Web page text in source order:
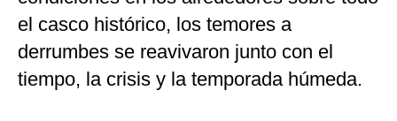
el casco histórico, los temores a
derrumbes se reavivaron junto con el
tiempo, la crisis y la temporada húmeda.